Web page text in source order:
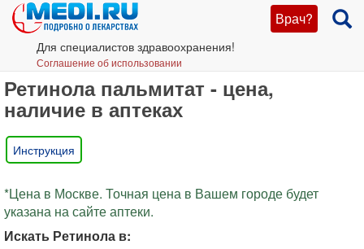
Врач?
Для специалистов здравоохранения!
Соглашение об использовании
Ретинола пальмитат - цена,
наличие в аптеках
Инструкция
*Цена в Москве. Точная цена в Вашем городе будет
указана на сайте аптеки.
Искать Ретинола в: